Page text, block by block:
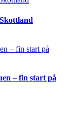
– fin start på